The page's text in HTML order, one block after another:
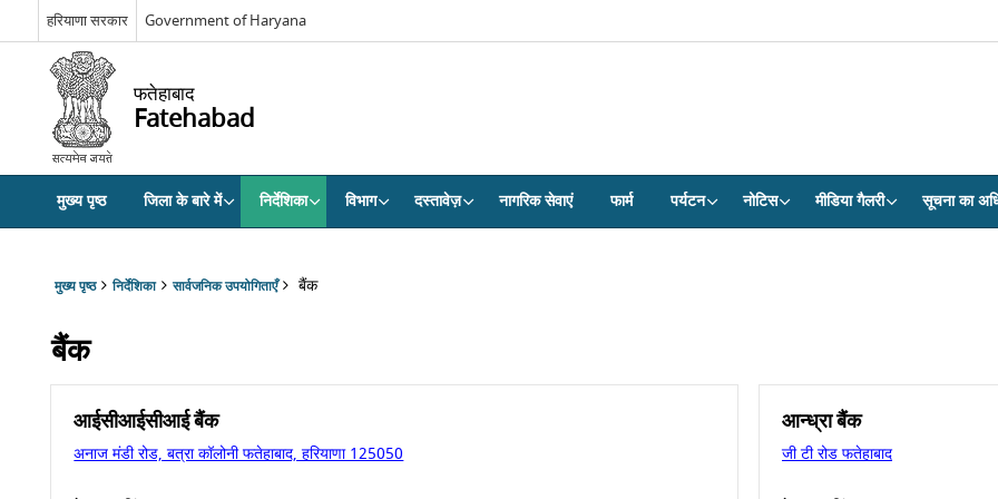
हरियाणा सरकार Government of Haryana
फतेहाबाद
Fatehabad
मुख्य पृष्ठ जिला के बारे में निर्देशिका विभाग दस्तावेज़ नागरिक सेवाएं फार्म पर्यटन नोटिस मीडिया गैलरी सूचना का
मुख्य पृष्ठ निर्देशिका सार्वजनिक उपयोगिताएँ बैंक
बैंक
आईसीआईसीआई बैंक
अनाज मंडी रोड, बत्रा कॉलोनी फतेहाबाद, हरियाणा 125050
आन्ध्रा बैंक
जी टी रोड फतेहाबाद